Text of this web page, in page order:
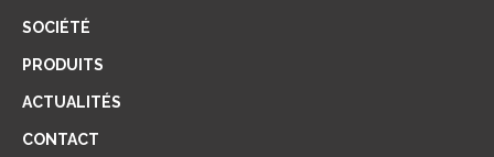
SOCIÉTÉ
PRODUITS
ACTUALITÉS
CONTACT